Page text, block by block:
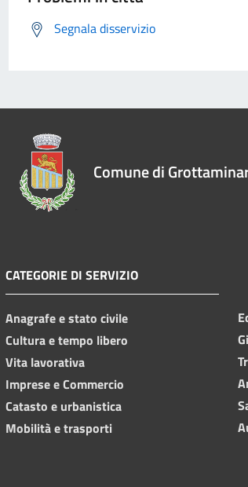
Segnala disservizio
Comune di
CATEGORIE DI SERVIZIO
Anagrafe e stato civile
Cultura e tempo libero
Vita lavorativa
Imprese e Commercio
Catasto e urbanistica
Mobilità e trasporti